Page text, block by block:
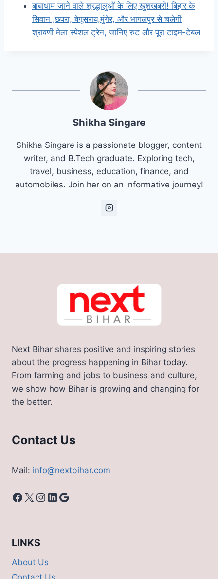
बाबाधाम जाने वाले श्रद्धालुओं के लिए खुशखबरी! बिहार के
सिवान ,छपरा, बेगूसराय,मुंगेर, और भागलपुर से चलेगी
श्रावणी मेला स्पेशल ट्रेन, जानिए रुट और पूरा टाइम-टेबल
Shikha Singare
Shikha Singare is a passionate blogger, content
writer, and B.Tech graduate. Exploring tech,
travel, business, education, finance, and
automobiles. Join her on an informative journey!
Next Bihar shares positive and inspiring stories
about the progress happening in Bihar today.
From farming and jobs to business and culture,
we show how Bihar is growing and changing for
the better.
Contact Us
Mail: info@nextbihar.com
Facebook
X Instagram
LinkedIn
Google
LINKS
About Us